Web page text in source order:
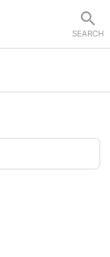
SEARCH